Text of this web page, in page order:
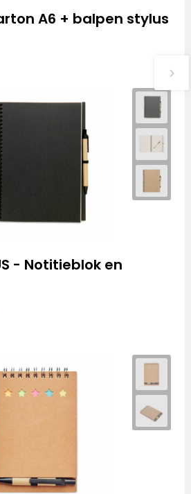
A6 + balpen stylus
- Notitieblok en